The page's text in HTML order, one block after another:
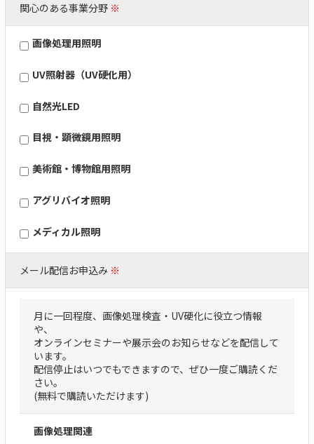
関心のある事業分野 ※
画像処理用照明
UV照射器（UV硬化用）
自然光LED
目視・顕微鏡用照明
美術館・博物館用照明
アグリバイオ照明
メディカル照明
メール配信お申込み ※
月に一回程度、画像処理検査・UV硬化に役立つ情報
や、
オンラインセミナーや展示会のお知らせなどを配信して
います。
配信停止はいつでもできますので、ぜひ一度ご購読くだ
さい。
(無料で購読いただけます)
画像処理関連